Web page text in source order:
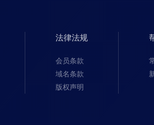
法律法规
会员条款
域名条款
版权声明